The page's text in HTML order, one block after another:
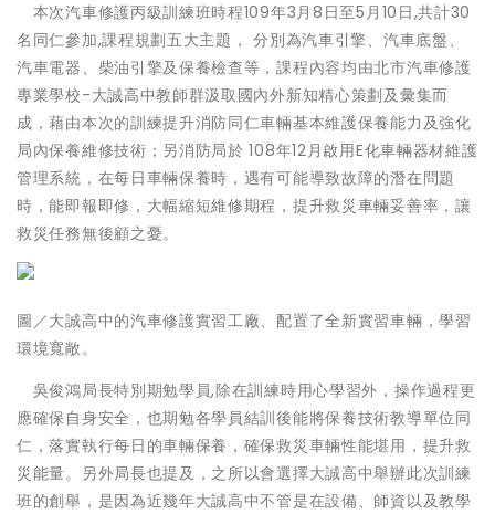
本次汽車修護丙級訓練班時程109年3月8日至5月10日,共計30
名同仁參加,課程規劃五大主題， 分別為汽車引擎、汽車底盤、
汽車電器、柴油引擎及保養檢查等，課程內容均由北市汽車修護
專業學校-大誠高中教師群汲取國內外新知精心策劃及彙集而
成，藉由本次的訓練提升消防同仁車輛基本維護保養能力及強化
局內保養維修技術；另消防局於 108年12月啟用E化車輛器材維護
管理系統，在每日車輛保養時，遇有可能導致故障的潛在問題
時，能即報即修，大幅縮短維修期程，提升救災車輛妥善率，讓
救災任務無後顧之憂。
圖／大誠高中的汽車修護實習工廠、配置了全新實習車輛，學習
環境寬敞。
吳俊鴻局長特別期勉學員,除在訓練時用心學習外，操作過程更
應確保自身安全，也期勉各學員結訓後能將保養技術教導單位同
仁，落實執行每日的車輛保養，確保救災車輛性能堪用，提升救
災能量。另外局長也提及，之所以會選擇大誠高中舉辦此次訓練
班的創舉，是因為近幾年大誠高中不管是在設備、師資以及教學